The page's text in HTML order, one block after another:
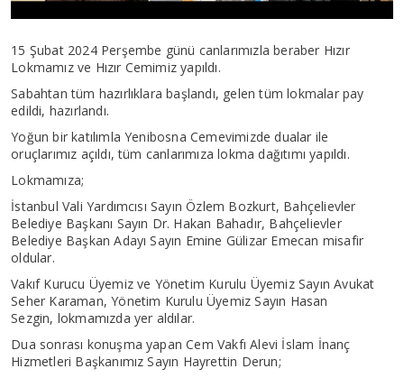
15 Şubat 2024 Perşembe günü canlarımızla beraber Hızır
Lokmamız ve Hızır Cemimiz yapıldı.
Sabahtan tüm hazırlıklara başlandı, gelen tüm lokmalar pay
edildi, hazırlandı.
Yoğun bir katılımla Yenibosna Cemevimizde dualar ile
oruçlarımız açıldı, tüm canlarımıza lokma dağıtımı yapıldı.
Lokmamıza;
İstanbul Vali Yardımcısı Sayın Özlem Bozkurt, Bahçelievler
Belediye Başkanı Sayın Dr. Hakan Bahadır, Bahçelievler
Belediye Başkan Adayı Sayın Emine Gülizar Emecan misafir
oldular.
Vakıf Kurucu Üyemiz ve Yönetim Kurulu Üyemiz Sayın Avukat
Seher Karaman, Yönetim Kurulu Üyemiz Sayın Hasan
Sezgin, lokmamızda yer aldılar.
Dua sonrası konuşma yapan Cem Vakfı Alevi İslam İnanç
Hizmetleri Başkanımız Sayın Hayrettin Derun;